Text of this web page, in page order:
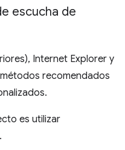
escucha de
Internet Explorer y
recomendados
es utilizar
.